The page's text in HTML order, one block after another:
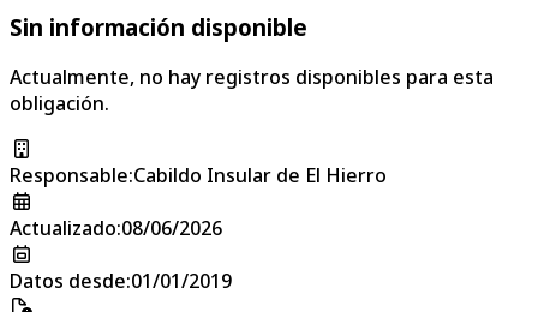
Sin información disponible
Actualmente, no hay registros disponibles para esta
obligación.
Responsable:Cabildo Insular de El Hierro
Actualizado:08/06/2026
Datos desde:01/01/2019